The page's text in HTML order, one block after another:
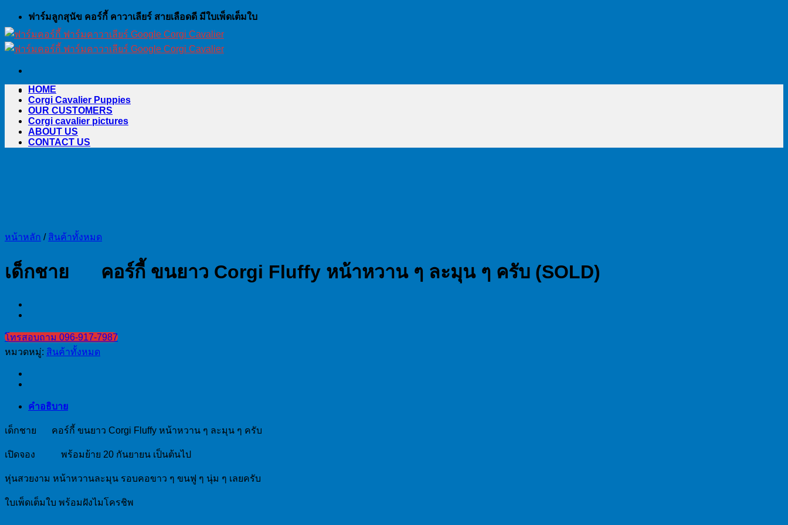
Skip
content
ฟาร์มลูกสุนัข คอร์กี้ คาวาเลียร์ สายเลือดดี มีใบเพ็ดเต็มใบ
HOME
Corgi Cavalier Puppies
OUR CUSTOMERS
Corgi cavalier pictures
ABOUT US
CONTACT US
หน้าหลัก / สินค้าทั้งหมด
เด็กชาย คอร์กี้ ขนยาว Corgi Fluffy หน้าหวาน ๆ ละมุน ๆ ครับ (SOLD)
โทรสอบถาม 096-917-7987
หมวดหมู่: สินค้าทั้งหมด
คำอธิบาย
เด็กชาย คอร์กี้ ขนยาว Corgi Fluffy หน้าหวาน ๆ ละมุน ๆ ครับ
เปิดจอง พร้อมย้าย 20 กันยายน เป็นต้นไป
หุ่นสวยงาม หน้าหวานละมุน รอบคอขาว ๆ ขนฟู ๆ นุ่ม ๆ เลยครับ
ใบเพ็ดเต็มใบ พร้อมฝังไมโครชิพ